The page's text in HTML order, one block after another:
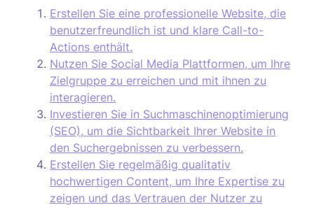
Erstellen Sie eine professionelle Website, die
benutzerfreundlich ist und klare Call-to-
Actions enthält.
Nutzen Sie Social Media Plattformen, um Ihre
Zielgruppe zu erreichen und mit ihnen zu
interagieren.
Investieren Sie in Suchmaschinenoptimierung
(SEO), um die Sichtbarkeit Ihrer Website in
den Suchergebnissen zu verbessern.
Erstellen Sie regelmäßig qualitativ
hochwertigen Content, um Ihre Expertise zu
zeigen und das Vertrauen der Nutzer zu